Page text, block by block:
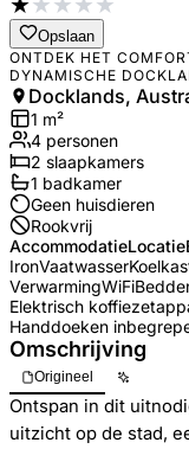
Opslaan
ONTDEK HET
DYNAMISCHE
Docklands,
1 m²
4 personen
2 slaapkamers
1 badkamer
Geen huisdieren
Rookvrij
AccommodatieLocatie
IronVaatwasser
VerwarmingWiFi
Elektrisch
Handdoeken
Omschrijving
Origineel
Ontspan in dit
uitzicht op de stad,